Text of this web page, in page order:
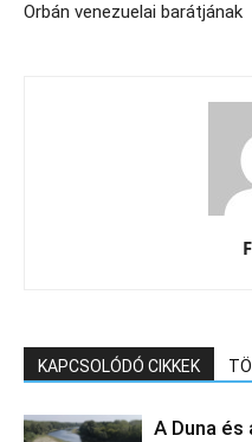
Orbán venezuelai barátjának
KAPCSOLÓDÓ CIKKEK
A Duna és